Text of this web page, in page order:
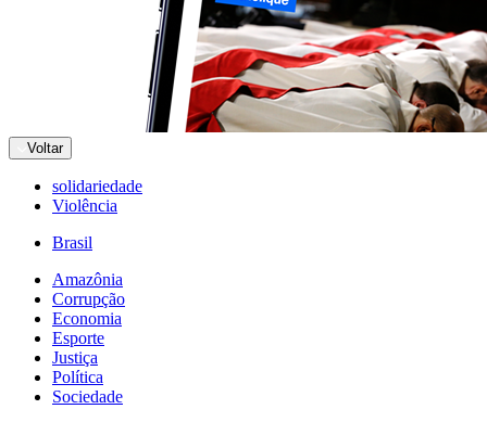
Voltar
solidariedade
Violência
Brasil
Amazônia
Corrupção
Economia
Esporte
Justiça
Política
Sociedade